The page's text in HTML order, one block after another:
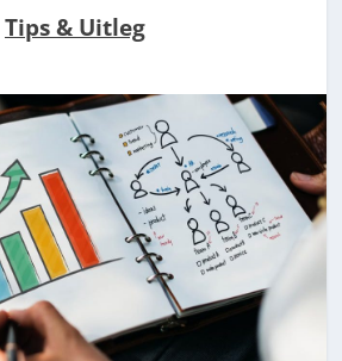
Tips & Uitleg